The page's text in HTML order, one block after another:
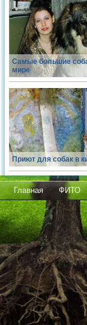
Самые большие
мире
Приют для собак в
Главная ФИТО